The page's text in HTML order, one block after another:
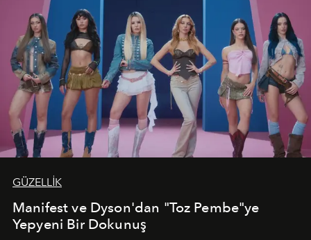
GÜZELLİK
Manifest ve Dyson'dan "Toz Pembe"ye
Yepyeni Bir Dokunuş